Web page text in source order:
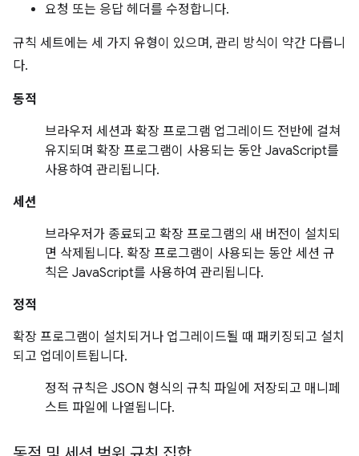
요청 또는 응답 헤더를 수정합니다.
규칙 세트에는 세 가지 유형이 있으며, 관리 방식이 약간 다릅니
다.
동적
브라우저 세션과 확장 프로그램 업그레이드 전반에 걸쳐
유지되며 확장 프로그램이 사용되는 동안 JavaScript를
사용하여 관리됩니다.
세션
브라우저가 종료되고 확장 프로그램의 새 버전이 설치되
면 삭제됩니다. 확장 프로그램이 사용되는 동안 세션 규
칙은 JavaScript를 사용하여 관리됩니다.
정적
확장 프로그램이 설치되거나 업그레이드될 때 패키징되고 설치
되고 업데이트됩니다.
정적 규칙은 JSON 형식의 규칙 파일에 저장되고 매니페
스트 파일에 나열됩니다.